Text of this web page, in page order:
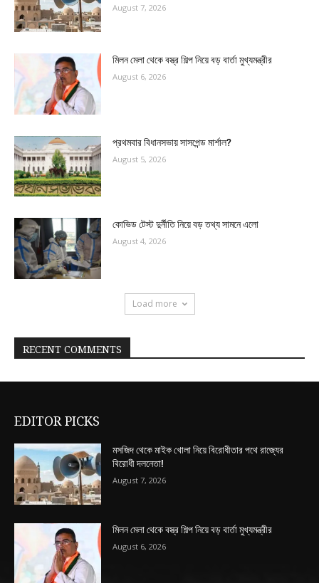
August 7, 2026
মিলন মেলা থেকে বস্ত্র শিল্প নিয়ে বড় বার্তা মুখ্যমন্ত্রীর
August 6, 2026
প্রথমবার বিধানসভায় সাসপেন্ড মার্শাল?
August 5, 2026
কোভিড টেস্ট দুর্নীতি নিয়ে বড় তথ্য সামনে এলো
August 4, 2026
Load more
RECENT COMMENTS
EDITOR PICKS
মসজিদ থেকে মাইক খোলা নিয়ে বিরোধীতার পথে রাজ্যের
বিরোধী দলনেতা!
August 7, 2026
মিলন মেলা থেকে বস্ত্র শিল্প নিয়ে বড় বার্তা মুখ্যমন্ত্রীর
August 6, 2026